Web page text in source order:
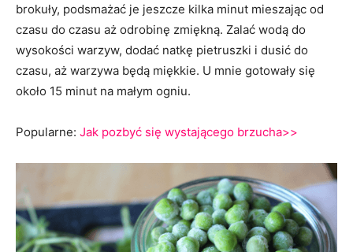
brokuły, podsmażać je jeszcze kilka minut mieszając od
czasu do czasu aż odrobinę zmiękną. Zalać wodą do
wysokości warzyw, dodać natkę pietruszki i dusić do
czasu, aż warzywa będą miękkie. U mnie gotowały się
około 15 minut na małym ogniu.
Popularne: Jak pozbyć się wystającego brzucha>>